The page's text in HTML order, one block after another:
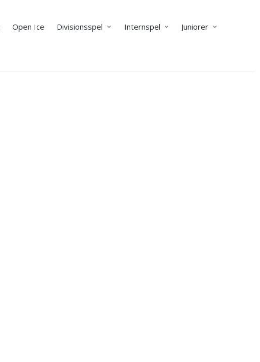
Open Ice Divisionsspel Internspel Juniorer